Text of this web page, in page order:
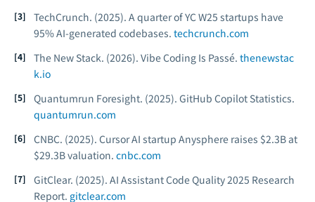
TechCrunch. (2025). A quarter of YC W25 startups have
95% AI-generated codebases. techcrunch.com
The New Stack. (2026). Vibe Coding Is Passé. thenewstac
k.io
Quantumrun Foresight. (2025). GitHub Copilot Statistics.
quantumrun.com
CNBC. (2025). Cursor AI startup Anysphere raises $2.3B at
$29.3B valuation. cnbc.com
GitClear. (2025). AI Assistant Code Quality 2025 Research
Report. gitclear.com